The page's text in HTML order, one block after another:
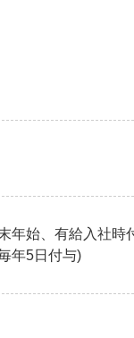
年始、有給入社時
年5日付与)